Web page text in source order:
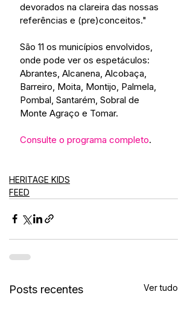
devorados na clareira das nossas
referências e (pre)conceitos."
São 11 os municípios envolvidos,
onde pode ver os espetáculos:
Abrantes, Alcanena, Alcobaça,
Barreiro, Moita, Montijo, Palmela,
Pombal, Santarém, Sobral de
Monte Agraço e Tomar.
Consulte o programa completo.
HERITAGE KIDS
FEED
Posts recentes Ver tudo